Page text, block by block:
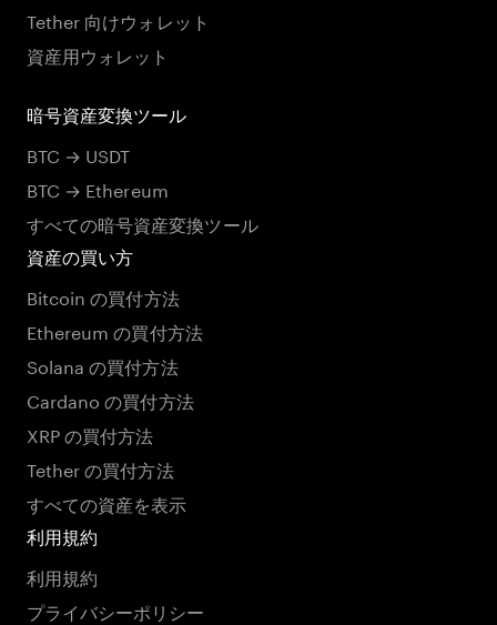
Tether 向けウォレット
資産用ウォレット
暗号資産変換ツール
BTC → USDT
BTC → Ethereum
すべての暗号資産変換ツール
資産の買い方
Bitcoin の買付方法
Ethereum の買付方法
Solana の買付方法
Cardano の買付方法
XRP の買付方法
Tether の買付方法
すべての資産を表示
利用規約
利用規約
プライバシーポリシー